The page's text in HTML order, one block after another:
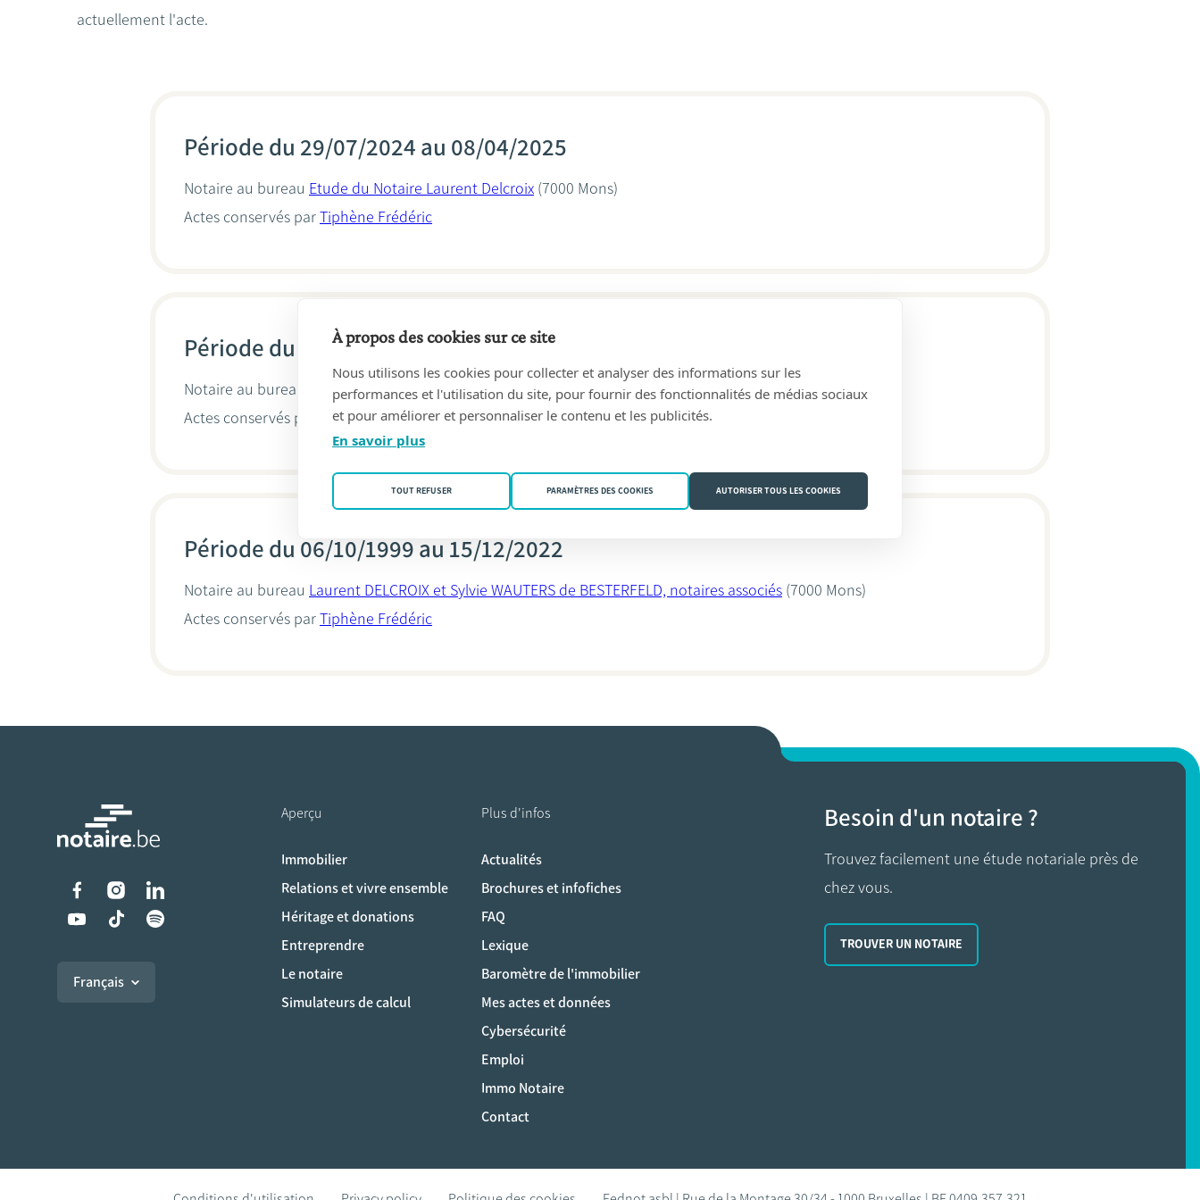
actuellement l'acte.
Période du 29/07/2024 au 08/04/2025
Notaire au bureau Etude du Notaire Laurent Delcroix (7000 Mons)
Actes conservés parTiphène Frédéric
Période du 17/12/2023 au 27/05/2024
Notaire au bureau Etude du Notaire Laurent Delcroix(7000 Mons)
Actes conservés par
Tiphène Frédéric
Période du 06/10/1999 au 15/12/2022
Notaire au bureau Laurent DELCROIX et Sylvie WAUTERS de BESTERFELD, notaires associés (7000 Mons)
Actes conservés parTiphène Frédéric
Liens vers les réseaux sociaux
Français
Aperçu
Immobilier
Relations et vivre ensemble
Héritage et donations
Entreprendre
Le notaire
Simulateurs de calcul
Plus d'infos
Actualités
Brochures et infofiches
FAQ
Lexique
Baromètre de l'immobilier
Mes actes et données
Cybersécurité
Emploi
Immo Notaire
Contact
Besoin d'un notaire ?
Trouvez facilement une étude notariale près de
chez vous.
TROUVER UN NOTAIRE
À propos des cookies sur ce site
Nous utilisons les cookies pour collecter et analyser des informations sur les
performances et l'utilisation du site, pour fournir des fonctionnalités de médias sociaux
et pour améliorer et personnaliser le contenu et les publicités.
En savoir plus
TOUT REFUSER PARAMÈTRES DES COOKIES AUTORISER TOUS LES COOKIES